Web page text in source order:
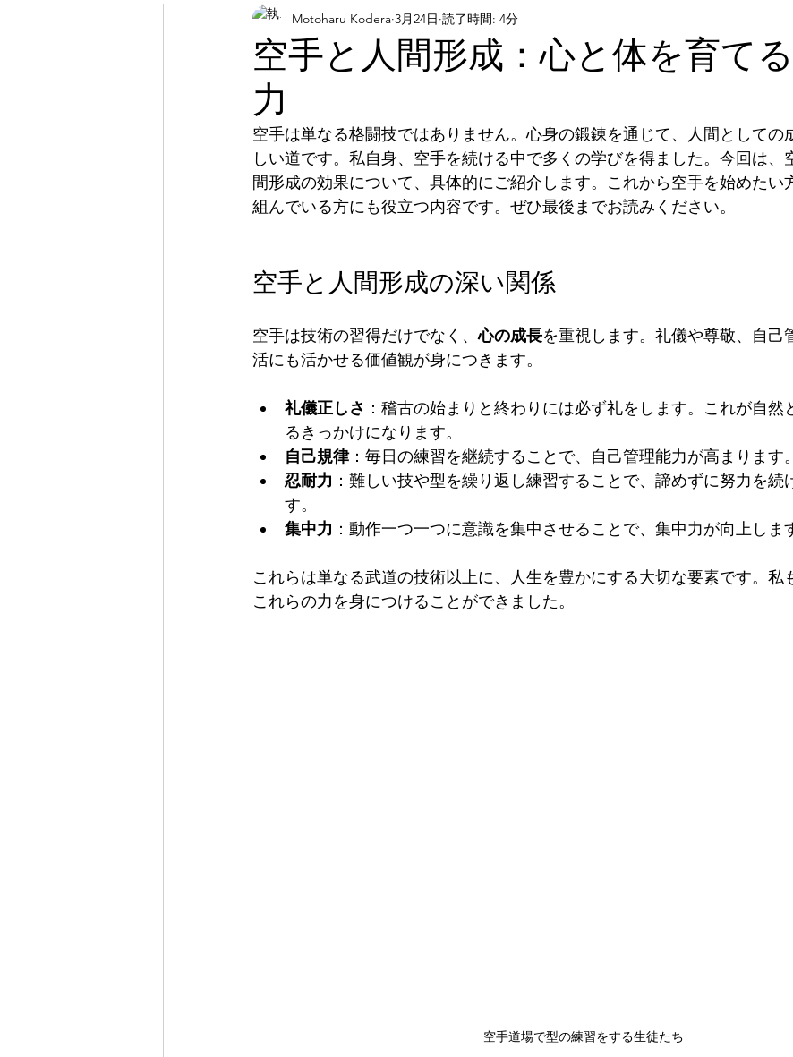
安芸津錬心舘空手道教室
空手と人間形成：心と体を育て
力
Motoharu Kodera 3月24日 読了時間: 4分
空手は単なる格闘技ではありません。心身の鍛錬を通じて、人間としての
しい道です。私自身、空手を続ける中で多くの学びを得ました。今回は、
間形成の効果について、具体的にご紹介します。これから空手を始めたい
組んでいる方にも役立つ内容です。ぜひ最後までお読みください。
空手と人間形成の深い関係
空手は技術の習得だけでなく、心の成長を重視します。礼儀や尊敬、自己
活にも活かせる価値観が身につきます。
礼儀正しさ ：稽古の始まりと終わりには必ず礼をします。これが自然
るきっかけになります。
自己規律：毎日の練習を継続することで、自己管理能力が高まります。
忍耐力 ：難しい技や型を繰り返し練習することで、諦めずに努力を続
す。
集中力 ：動作一つ一つに意識を集中させることで、集中力が向上しま
これらは単なる武道の技術以上に、人生を豊かにする大切な要素です。私
これらの力を身につけることができました。
空手道場で型の練習をする生徒たち